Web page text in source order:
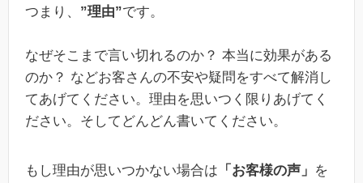
つまり、 ”理由”です。
なぜそこまで言い切れるのか？ 本当に効果がある
のか？ などお客さんの不安や疑問をすべて解消し
てあげてください。理由を思いつく限りあげてく
ださい。そしてどんどん書いてください。
もし理由が思いつかない場合は 「お客様の声」 を